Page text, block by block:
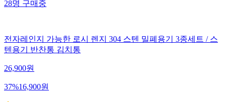
28명구매중
전자레인지 가능한 로시 렌지 304 스텐 밀폐용기 3종세트 / 스
텐용기 반찬통 김치통
26,900원
37%16,900원